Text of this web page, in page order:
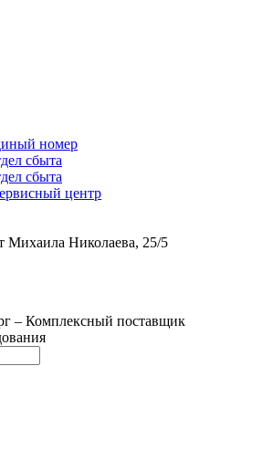
номер
сбыта
сбыта
центр
Михаила Николаева, 25/5
– Комплексный поставщик